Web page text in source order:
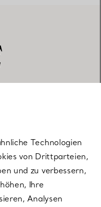
Technologien
von Drittparteien,
und zu verbessern,
Ihre
Analysen